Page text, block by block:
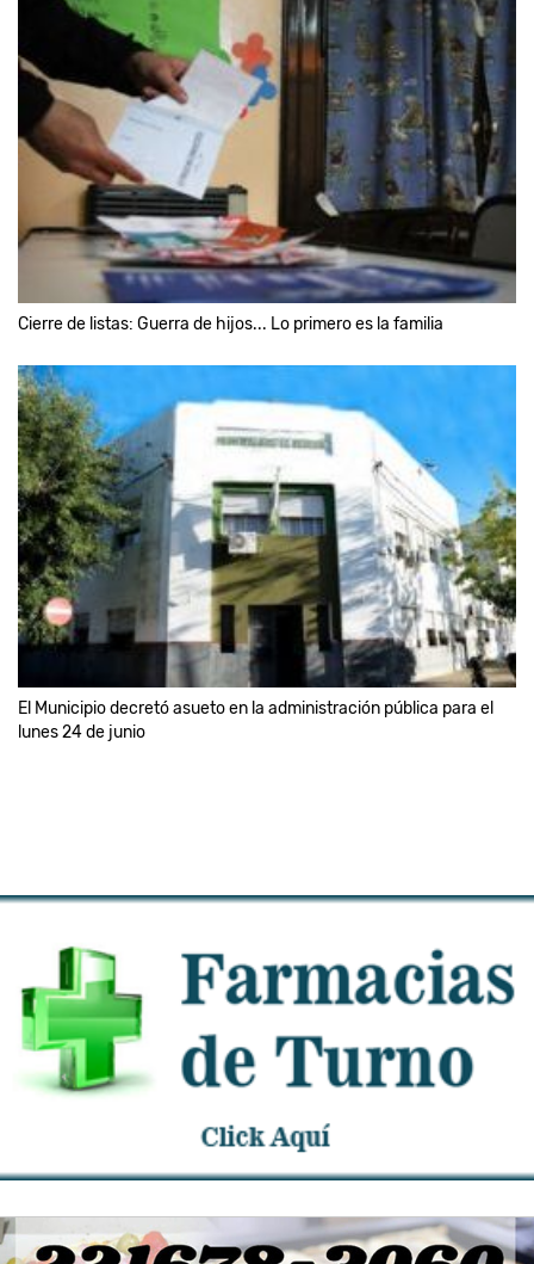
Cierre de listas: Guerra de hijos... Lo primero es la familia
El Municipio decretó asueto en la administración pública para el
lunes 24 de junio